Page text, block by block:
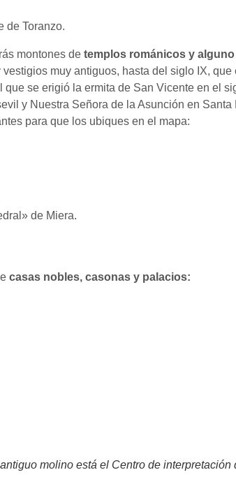
de Toranzo.
montones de templos románicos y alguno
muy antiguos, hasta del siglo IX, que
se erigió la ermita de San Vicente en el
y Nuestra Señora de la Asunción en Santa
para que los ubiques en el mapa:
de Miera.
casas nobles, casonas y palacios:
molino está el Centro de interpretación